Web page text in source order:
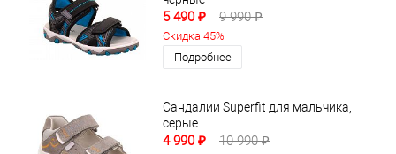
5 490 ₽ 9 990 ₽
Скидка 45%
Подробнее
Сандалии Superfit для мальчика,
серые
4 990 ₽ 10 990 ₽